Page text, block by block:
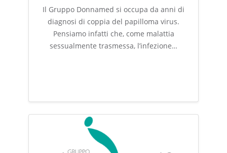
Il Gruppo Donnamed si occupa da anni di
diagnosi di coppia del papilloma virus.
Pensiamo infatti che, come malattia
sessualmente trasmessa, l’infezione…